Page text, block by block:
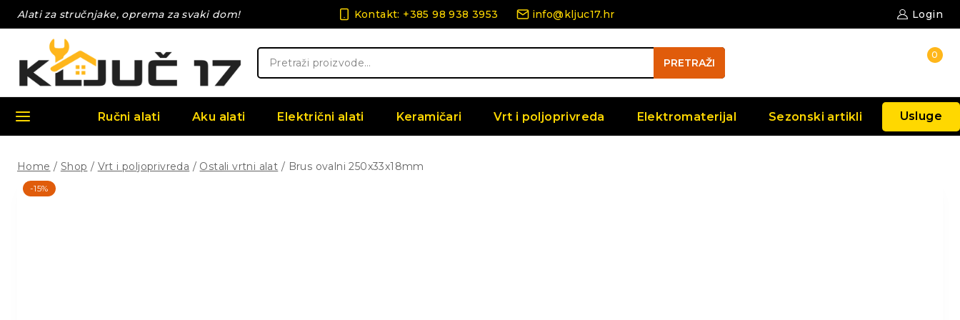
Alati za stručnjake, oprema za svaki dom! Kontakt: +385 98 938 3953 info@kljuc17.hr Login
Pretraži:
PRETRAŽI
0
Ručni alati Aku alati Električni alati Keramičari Vrt i poljoprivreda Elektromaterijal Sezonski artikli Usluge
Home / Shop / Vrt i poljoprivreda / Ostali vrtni alat / Brus ovalni 250x33x18mm
-15%